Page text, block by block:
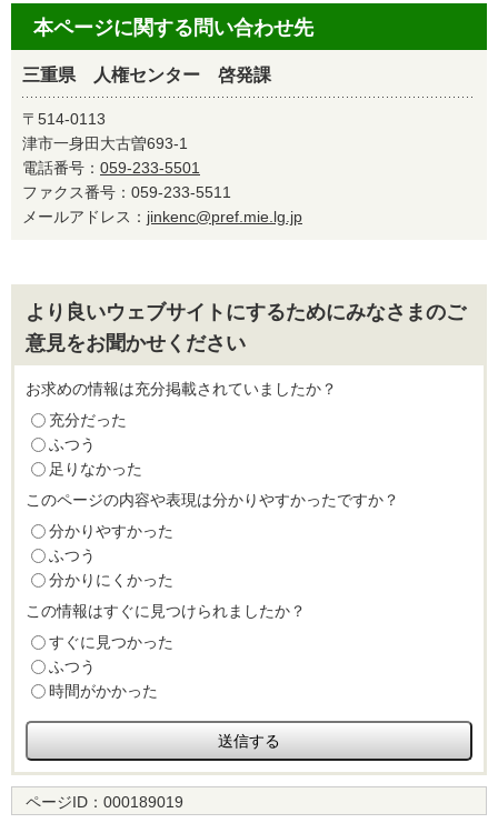
本ページに関する問い合わせ先
三重県 人権センター 啓発課
〒514-0113
津市一身田大古曽693-1
電話番号： 059-233-5501
ファクス番号：059-233-5511
メールアドレス： jinkenc@pref.mie.lg.jp
より良いウェブサイトにするためにみなさまのご
意見をお聞かせください
お求めの情報は充分掲載されていましたか？
充分だった
ふつう
足りなかった
このページの内容や表現は分かりやすかったですか？
分かりやすかった
ふつう
分かりにくかった
この情報はすぐに見つけられましたか？
すぐに見つかった
ふつう
時間がかかった
ページID： 000189019